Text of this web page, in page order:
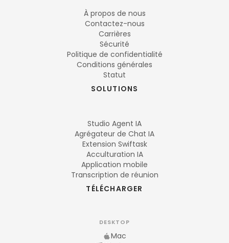
À propos de nous
Contactez-nous
Carrières
Sécurité
Politique de confidentialité
Conditions générales
Statut
SOLUTIONS
Studio Agent IA
Agrégateur de Chat IA
Extension Swiftask
Acculturation IA
Application mobile
Transcription de réunion
TÉLÉCHARGER
DESKTOP
Mac